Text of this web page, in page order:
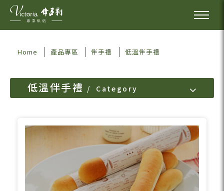
Home 產品專區 伴手禮 低溫伴手禮
低溫伴手禮 Category